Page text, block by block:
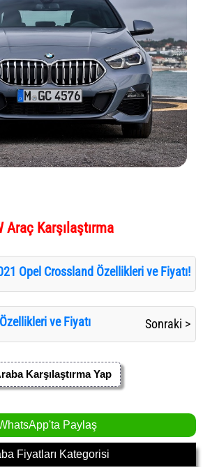
Araç Karşılaştırma
Opel Crossland Özellikleri ve Fiyatı!
ve Fiyatı Sonraki >
Karşılaştırma Yap
Paylaş
Fiyatları Kategorisi